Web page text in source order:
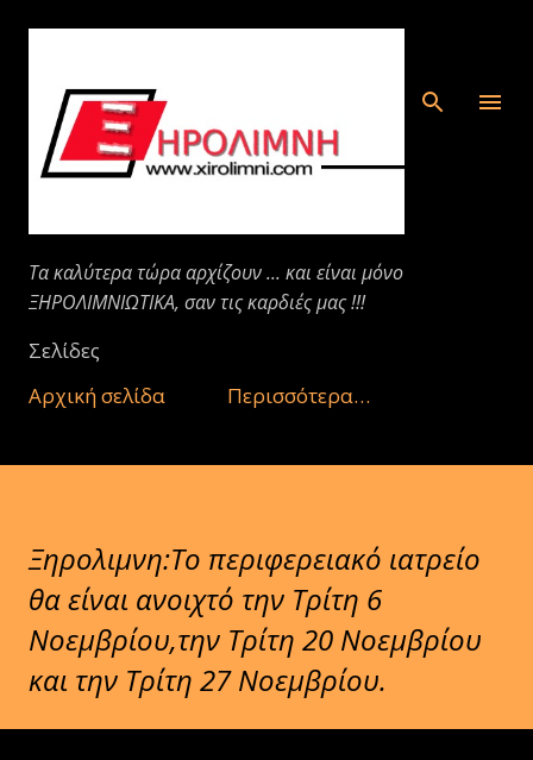
Μετάβαση στο κύριο περιεχόμενο
Τα καλύτερα τώρα αρχίζουν ... και είναι μόνο
ΞΗΡΟΛΙΜΝΙΩΤΙΚΑ, σαν τις καρδιές μας !!!
Σελίδες
Αρχική σελίδα
Περισσότερα…
Ξηρολιμνη:Το περιφερειακό ιατρείο
θα είναι ανοιχτό την Τρίτη 6
Νοεμβρίου,την Τρίτη 20 Νοεμβρίου
και την Τρίτη 27 Νοεμβρίου.